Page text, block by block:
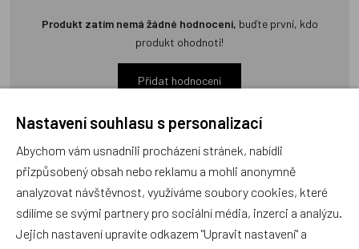
Produkt zatím nemá žádné hodnocení, buďte první, kdo
produkt ohodnotí!
Přidat hodnocení
Zboží se stejným motivem
Nastavení souhlasu s personalizací
Abychom vám usnadnili procházení stránek, nabídli
přizpůsobený obsah nebo reklamu a mohli anonymně
analyzovat návštěvnost, využíváme soubory cookies, které
sdílíme se svými partnery pro sociální média, inzerci a analýzu.
Jejich nastavení upravíte odkazem "Upravit nastavení" a